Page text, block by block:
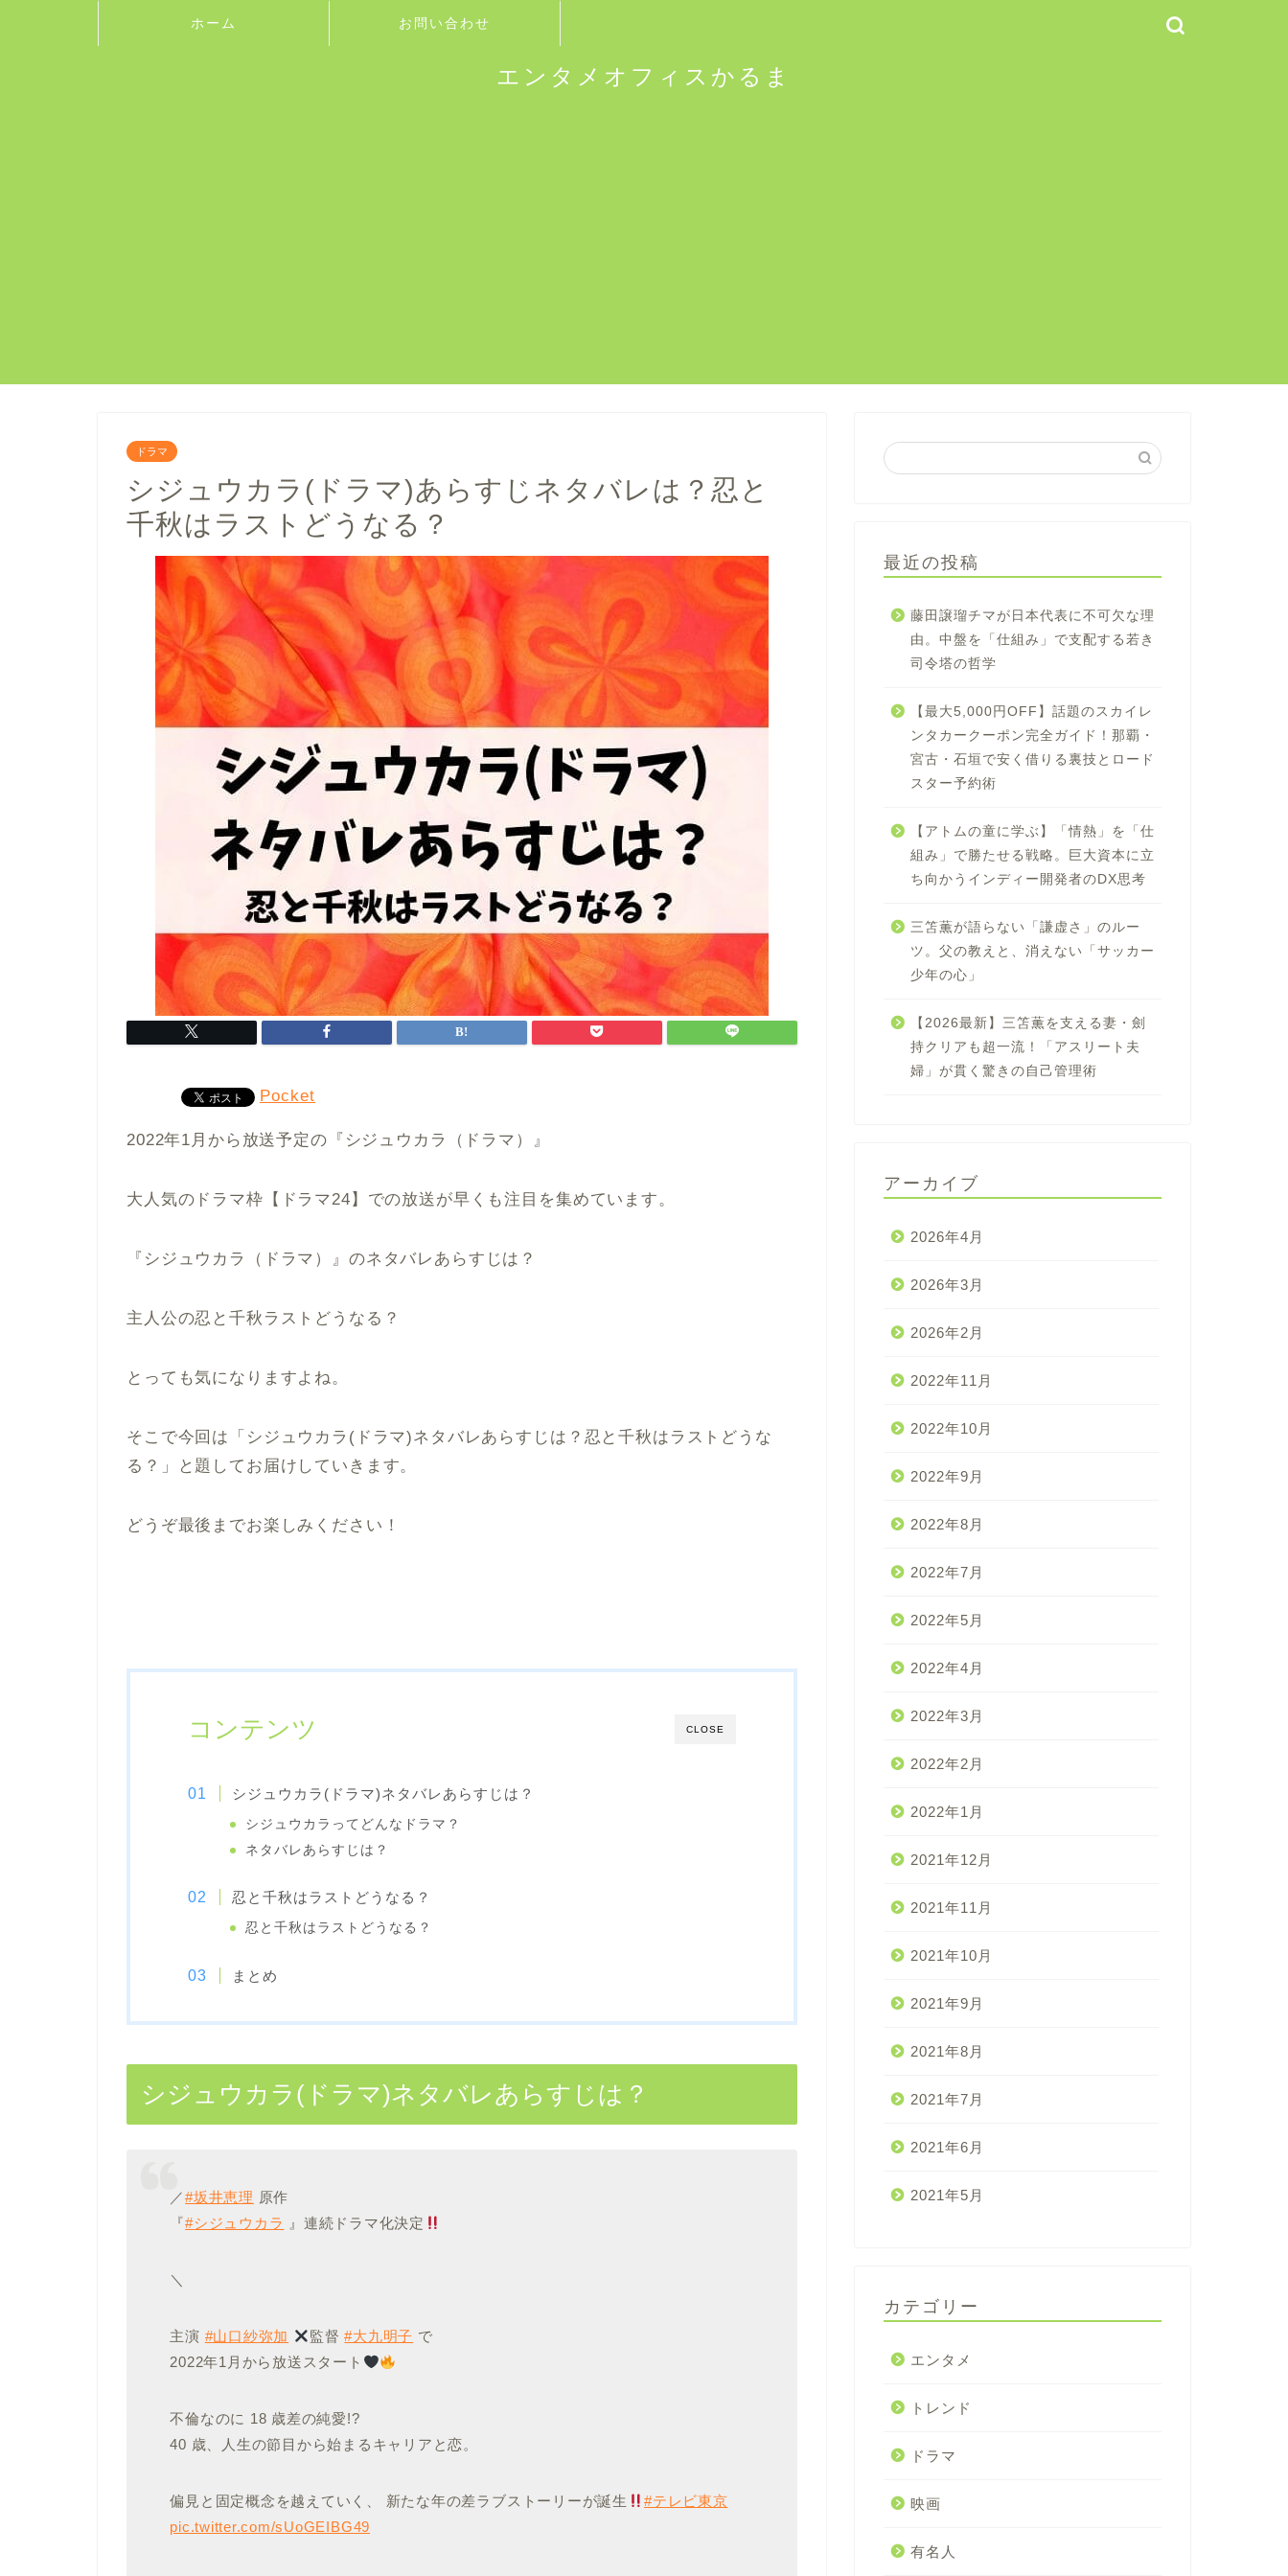
ホーム お問い合わせ
エンタメオフィスかるま
ドラマ
シジュウカラ(ドラマ)あらすじネタバレは？忍と
千秋はラストどうなる？
Pocket
2022年1月から放送予定の『シジュウカラ（ドラマ）』
大人気のドラマ枠【ドラマ24】での放送が早くも注目を集めています。
『シジュウカラ（ドラマ）』のネタバレあらすじは？
主人公の忍と千秋ラストどうなる？
とっても気になりますよね。
そこで今回は「シジュウカラ(ドラマ)ネタバレあらすじは？忍と千秋はラストどうな
る？」と題してお届けしていきます。
どうぞ最後までお楽しみください！
CLOSE
コンテンツ
シジュウカラ(ドラマ)ネタバレあらすじは？
シジュウカラってどんなドラマ？
ネタバレあらすじは？
忍と千秋はラストどうなる？
忍と千秋はラストどうなる？
まとめ
シジュウカラ(ドラマ)ネタバレあらすじは？
／#坂井恵理 原作
『#シジュウカラ 』連続ドラマ化決定
＼
主演 #山口紗弥加 監督#大九明子 で
2022年1月から放送スタート
不倫なのに 18 歳差の純愛!?
40 歳、人生の節目から始まるキャリアと恋。
偏見と固定概念を越えていく、 新たな年の差ラブストーリーが誕生
#テレビ東京
pic.twitter.com/sUoGEIBG49
最近の投稿
藤田譲瑠チマが日本代表に不可欠な理
由。中盤を「仕組み」で支配する若き
司令塔の哲学
【最大5,000円OFF】話題のスカイレ
ンタカークーポン完全ガイド！那覇・
宮古・石垣で安く借りる裏技とロード
スター予約術
【アトムの童に学ぶ】「情熱」を「仕
組み」で勝たせる戦略。巨大資本に立
ち向かうインディー開発者のDX思考
三笘薫が語らない「謙虚さ」のルー
ツ。父の教えと、消えない「サッカー
少年の心」
【2026最新】三笘薫を支える妻・劍
持クリアも超一流！「アスリート夫
婦」が貫く驚きの自己管理術
アーカイブ
2026年4月
2026年3月
2026年2月
2022年11月
2022年10月
2022年9月
2022年8月
2022年7月
2022年5月
2022年4月
2022年3月
2022年2月
2022年1月
2021年12月
2021年11月
2021年10月
2021年9月
2021年8月
2021年7月
2021年6月
2021年5月
カテゴリー
エンタメ
トレンド
ドラマ
映画
有名人